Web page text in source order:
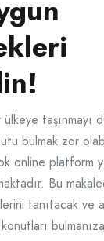
taşınmayı
bulmak zor
online platform
Bu
tanıtacak ve